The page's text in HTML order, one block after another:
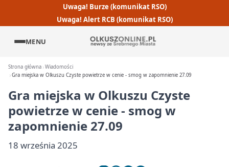
Uwaga! Burze (komunikat RSO)
Uwaga! Alert RCB (komunikat RSO)
MENU
Strona główna Wiadomości
Gra miejska w Olkuszu Czyste powietrze w cenie - smog w zapomnienie 27.09
Gra miejska w Olkuszu Czyste
powietrze w cenie - smog w
zapomnienie 27.09
18 września 2025